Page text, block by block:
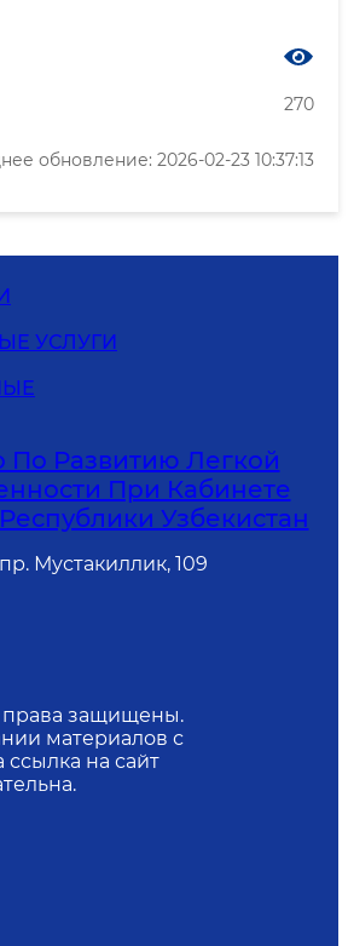
270
обновление: 2026-02-23 10:37:13
УСЛУГИ
По Развитию Легкой
При Кабинете
Узбекистан
Мустакиллик, 109
права защищены.
материалов с
ссылка на сайт